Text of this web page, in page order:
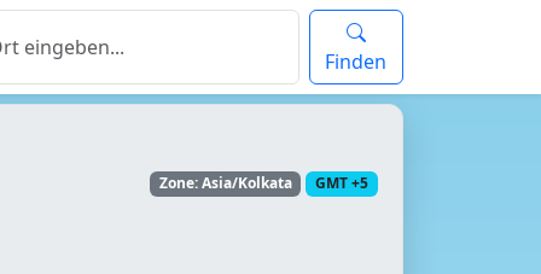
Finden
Zone: Asia/Kolkata GMT +5